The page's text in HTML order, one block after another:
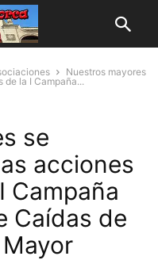
Nuestros mayores
la I Campaña...
se
acciones
Campaña
Caídas de